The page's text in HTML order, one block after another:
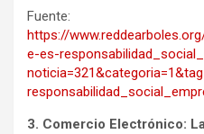
Fuente:
https://
e-es-
3. Comercio Electrónico: